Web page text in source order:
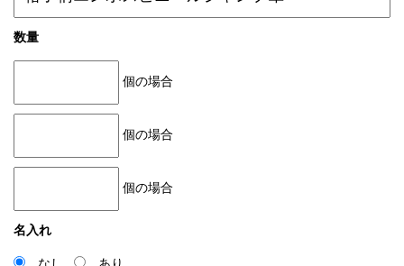
数量
個の場合
個の場合
個の場合
名入れ
なし あり